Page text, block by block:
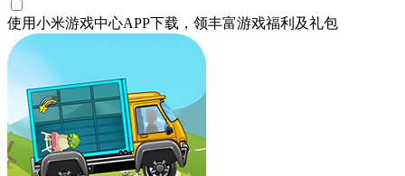
使用小米游戏中心APP下载 ，领丰富游戏福利 及礼包